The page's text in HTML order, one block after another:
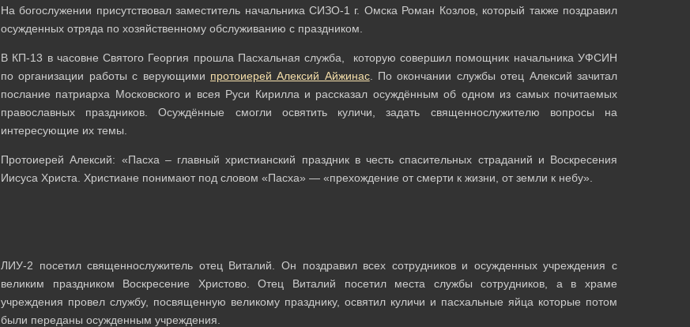
На богослужении присутствовал заместитель начальника СИЗО-1 г. Омска Роман Козлов, который также поздравил
осужденных отряда по хозяйственному обслуживанию с праздником.
В КП-13 в часовне Святого Георгия прошла Пасхальная служба, которую совершил помощник начальника УФСИН
по организации работы с верующими протоиерей Алексий Айжинас. По окончании службы отец Алексий зачитал
послание патриарха Московского и всея Руси Кирилла и рассказал осуждённым об одном из самых почитаемых
православных праздников. Осуждённые смогли освятить куличи, задать священнослужителю вопросы на
интересующие их темы.
Протоиерей Алексий: «Пасха – главный христианский праздник в честь спасительных страданий и Воскресения
Иисуса Христа. Христиане понимают под словом «Пасха» — «прехождение от смерти к жизни, от земли к небу».
ЛИУ-2 посетил священнослужитель отец Виталий. Он поздравил всех сотрудников и осужденных учреждения с
великим праздником Воскресение Христово. Отец Виталий посетил места службы сотрудников, а в храме
учреждения провел службу, посвященную великому празднику, освятил куличи и пасхальные яйца которые потом
были переданы осужденным учреждения.